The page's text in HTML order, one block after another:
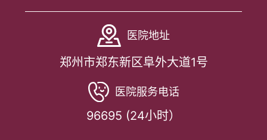
医院地址
郑州市郑东新区阜外大道1号
医院服务电话
96695 (24小时）